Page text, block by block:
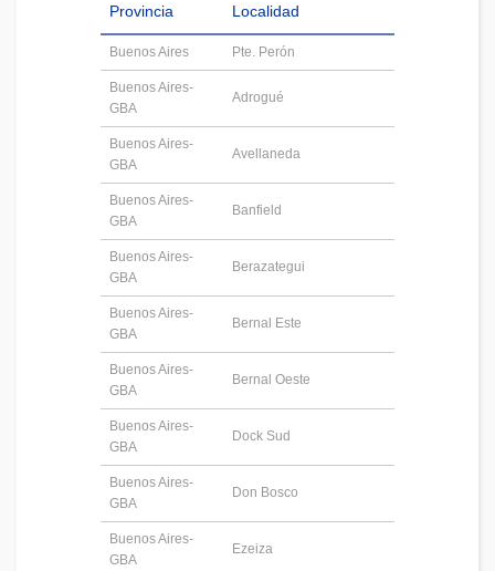
Provincia Localidad
Buenos Aires Pte. Perón
Buenos Aires-
GBA
Adrogué
Buenos Aires-
GBA
Avellaneda
Buenos Aires-
GBA
Banfield
Buenos Aires-
GBA
Berazategui
Buenos Aires-
GBA
Bernal Este
Buenos Aires-
GBA
Bernal Oeste
Buenos Aires-
GBA
Dock Sud
Buenos Aires-
GBA
Don Bosco
Buenos Aires-
GBA
Ezeiza